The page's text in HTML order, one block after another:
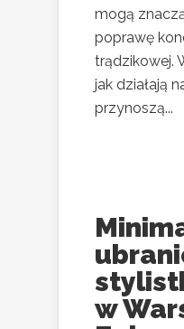
mogą
poprawę
trądzikowej.
jak działają
przynoszą...
w